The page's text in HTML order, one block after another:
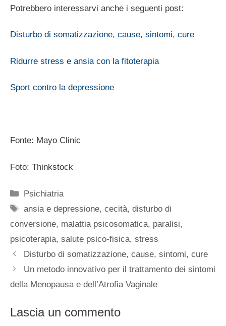
Potrebbero interessarvi anche i seguenti post:
Disturbo di somatizzazione, cause, sintomi, cure
Ridurre stress e ansia con la fitoterapia
Sport contro la depressione
Fonte: Mayo Clinic
Foto: Thinkstock
Categorie
Psichiatria
Tag
ansia e depressione,cecità,disturbo di
conversione, malattia psicosomatica, paralisi,
psicoterapia, salute psico-fisica, stress
Disturbo di somatizzazione, cause, sintomi, cure
Un metodo innovativo per il trattamento dei sintomi
della Menopausa e dell’Atrofia Vaginale
Lascia un commento